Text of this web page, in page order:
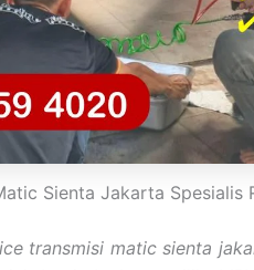
Sienta Jakarta Spesialis
transmisi matic sienta